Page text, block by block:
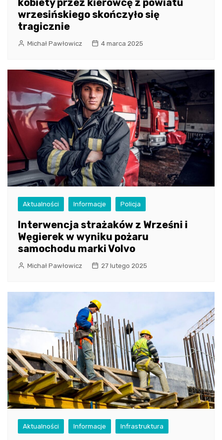
wrzesińskiego skończyło się
tragicznie
Michał Pawłowicz 4 marca 2025
Aktualności Informacje Policja
Interwencja strażaków z Wrześni i
Węgierek w wyniku pożaru
samochodu marki Volvo
Michał Pawłowicz 27 lutego 2025
Aktualności Informacje Infrastruktura